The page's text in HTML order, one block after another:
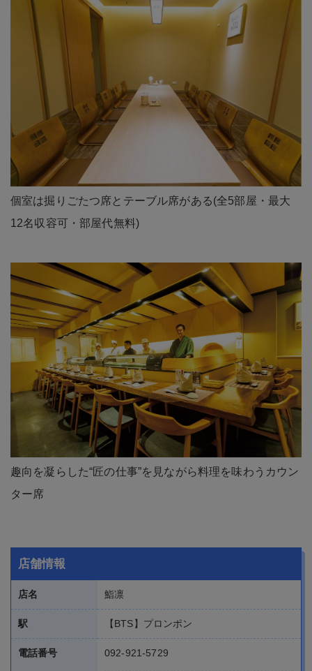
個室は掘りごたつ席とテーブル席がある(全5部屋・最大
12名収容可・部屋代無料)
趣向を凝らした“匠の仕事”を見ながら料理を味わうカウン
ター席
店舗情報
店名 鮨凛
駅 【BTS】プロンポン
電話番号 092-921-5729